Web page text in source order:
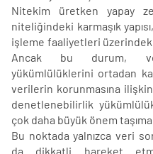
Nitekim üretken yapay
niteliğindeki karmaşık
işleme faaliyetleri
Ancak bu durum,
yükümlülüklerini ortadan
verilerin korunmasına
denetlenebilirlik
çok daha büyük önem
Bu noktada yalnızca veri
da dikkatli hareket